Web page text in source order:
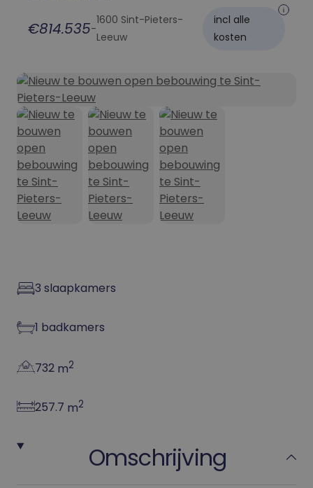
€814.535-
1600 Sint-Pieters-
Leeuw
incl alle
kosten
3 slaapkamers
1 badkamers
732 m2
257.7 m2
Omschrijving